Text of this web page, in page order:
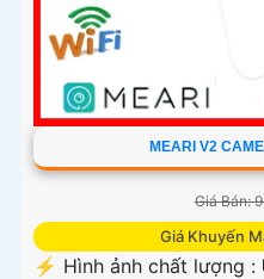
MEARI V2
Giá Bán:
Giá Khuyến
️⚡ Hình ảnh chất lượng :